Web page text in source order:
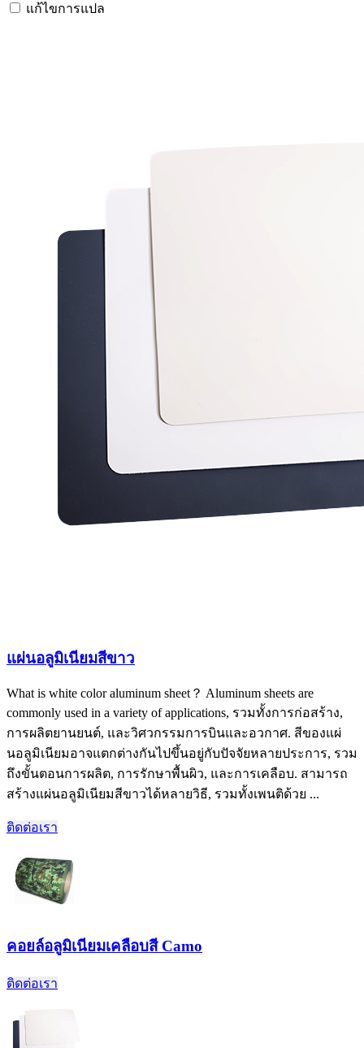
แก้ไขการแปล
แผ่นอลูมิเนียมสีขาว
What is white color aluminum sheet？ Aluminum sheets are
commonly used in a variety of applications, รวมทั้งการก่อสร้าง,
การผลิตยานยนต์, และวิศวกรรมการบินและอวกาศ. สีของแผ่
นอลูมิเนียมอาจแตกต่างกันไปขึ้นอยู่กับปัจจัยหลายประการ, รวม
ถึงขั้นตอนการผลิต, การรักษาพื้นผิว, และการเคลือบ. สามารถ
สร้างแผ่นอลูมิเนียมสีขาวได้หลายวิธี, รวมทั้งเพนติด้วย ...
ติดต่อเรา
คอยล์อลูมิเนียมเคลือบสี Camo
ติดต่อเรา